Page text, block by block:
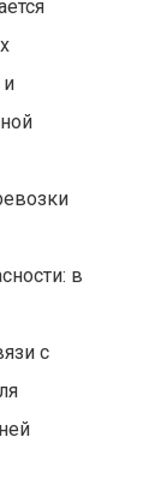
и
в
с